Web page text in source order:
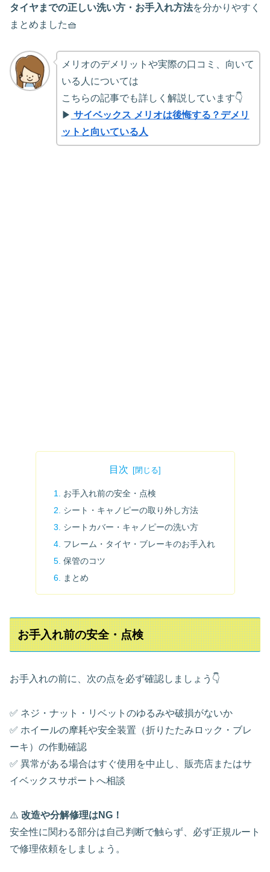
タイヤまでの正しい洗い方・お手入れ方法を分かりやすく
まとめました🧺
メリオのデメリットや実際の口コミ、向いて
いる人については
こちらの記事でも詳しく解説しています👇
▶ サイベックス メリオは後悔する？デメリ
ットと向いている人
目次
お手入れ前の安全・点検
シート・キャノピーの取り外し方法
シートカバー・キャノピーの洗い方
フレーム・タイヤ・ブレーキのお手入れ
保管のコツ
まとめ
お手入れ前の安全・点検
お手入れの前に、次の点を必ず確認しましょう👇
✅ ネジ・ナット・リベットのゆるみや破損がないか
✅ ホイールの摩耗や安全装置（折りたたみロック・ブレ
ーキ）の作動確認
✅ 異常がある場合はすぐ使用を中止し、販売店またはサ
イベックスサポートへ相談
⚠️ 改造や分解修理はNG！
安全性に関わる部分は自己判断で触らず、必ず正規ルート
で修理依頼をしましょう。